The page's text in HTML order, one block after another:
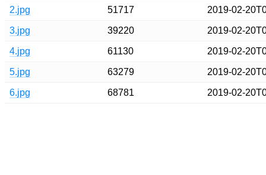
2.jpg 51717 2019-02-
3.jpg 39220 2019-02-
4.jpg 61130 2019-02-
5.jpg 63279 2019-02-
6.jpg 68781 2019-02-